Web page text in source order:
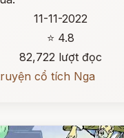
11-11-2022
⭐ 4.8
82,722 lượt đọc
cổ tích Nga